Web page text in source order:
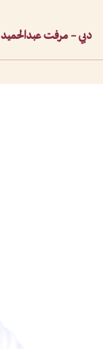
دبي – مرفت عبدالحميد